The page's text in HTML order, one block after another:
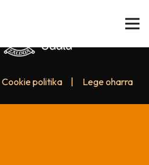
Cookie politika Lege oharra